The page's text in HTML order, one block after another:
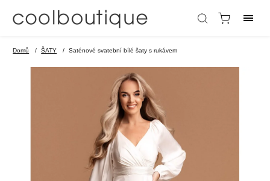
Domů / ŠATY / Saténové svatební bílé šaty s rukávem